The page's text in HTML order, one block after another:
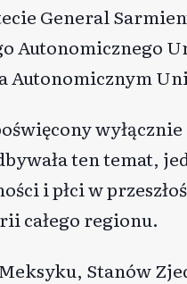
General
Autonomicznego
ten temat,
i płci w
całego regionu.
Stanów